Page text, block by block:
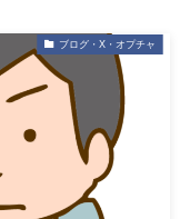
ブログ・X・オプチャ